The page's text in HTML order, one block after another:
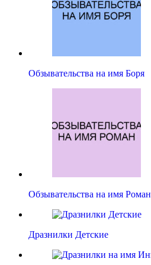
Обзывательства на имя Боря
Обзывательства на имя Роман
Дразнилки Детские